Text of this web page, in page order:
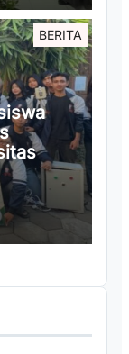
BERITA